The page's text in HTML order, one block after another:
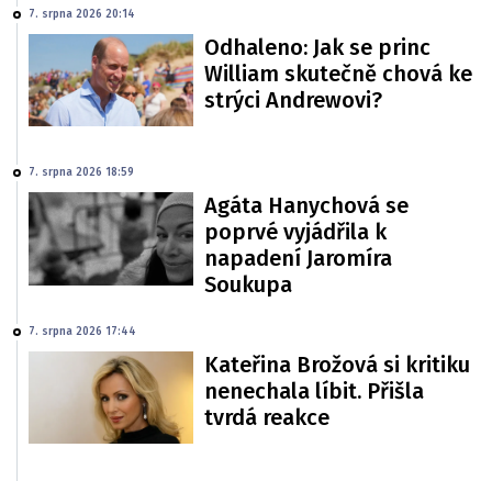
7. srpna 2026 20:14
Odhaleno: Jak se princ
William skutečně chová ke
strýci Andrewovi?
7. srpna 2026 18:59
Agáta Hanychová se
poprvé vyjádřila k
napadení Jaromíra
Soukupa
7. srpna 2026 17:44
Kateřina Brožová si kritiku
nenechala líbit. Přišla
tvrdá reakce